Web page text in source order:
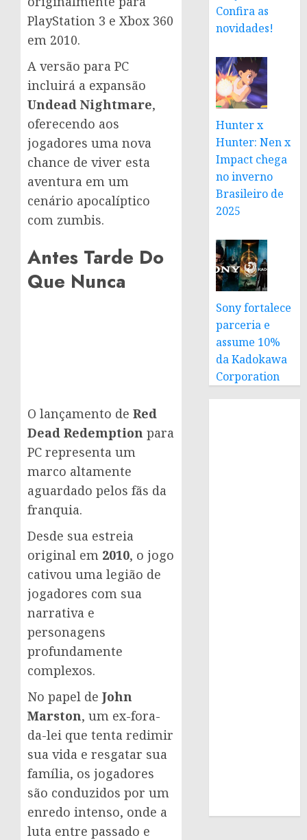
PlayStation 3 e Xbox 360
em 2010.
A versão para PC
incluirá a expansão
Undead Nightmare,
oferecendo aos
jogadores uma nova
chance de viver esta
aventura em um
cenário apocalíptico
com zumbis.
Antes Tarde Do
Que Nunca
O lançamento de Red
Dead Redemption para
PC representa um
marco altamente
aguardado pelos fãs da
franquia.
Desde sua estreia
original em 2010, o jogo
cativou uma legião de
jogadores com sua
narrativa e
personagens
profundamente
complexos.
No papel de John
Marston, um ex-fora-
da-lei que tenta redimir
sua vida e resgatar sua
família, os jogadores
são conduzidos por um
enredo intenso, onde a
luta entre passado e
Confira as
novidades!
Hunter x
Hunter: Nen x
Impact chega
no inverno
Brasileiro de
2025
Sony fortalece
parceria e
assume 10%
da Kadokawa
Corporation